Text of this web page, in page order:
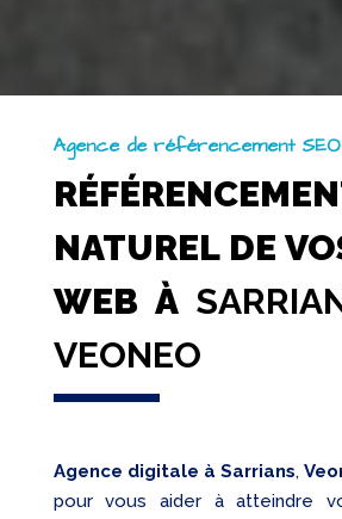
Agence de référencement
NATUREL DE
WEB À
VEONEO
Agence digitale à Sarrians,
pour vous aider à atteindre